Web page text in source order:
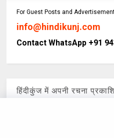
For Guest Posts and
info@hindikunj.com
Contact WhatsApp +91
हिंदीकुंज में अपनी रचना